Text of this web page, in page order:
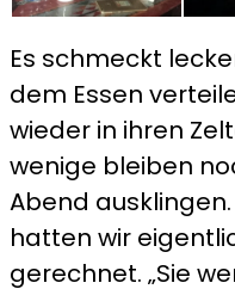
Es schmeckt
dem Essen
wieder in ihren
wenige bleiben
Abend
hatten wir
gerechnet. „Sie